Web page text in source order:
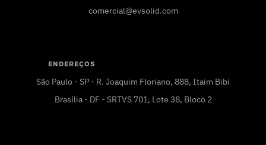
comercial@evsolid.com
ENDEREÇOS
São Paulo - SP - R. Joaquim Floriano, 888, Itaim Bibi
Brasília - DF - SRTVS 701, Lote 38, Bloco 2